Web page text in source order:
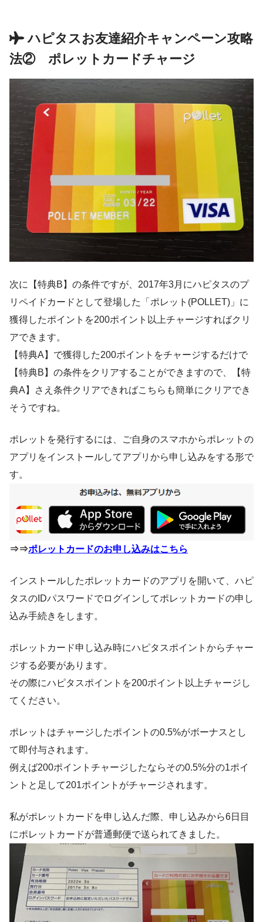
ハピタスお友達紹介キャンペーン攻略
法② ポレットカードチャージ
次に【特典B】の条件ですが、2017年3月にハピタスのプ
リペイドカードとして登場した「ポレット(POLLET)」に
獲得したポイントを200ポイント以上チャージすればクリ
アできます。
【特典A】で獲得した200ポイントをチャージするだけで
【特典B】の条件をクリアすることができますので、【特
典A】さえ条件クリアできればこちらも簡単にクリアでき
そうですね。
ポレットを発行するには、ご自身のスマホからポレットの
アプリをインストールしてアプリから申し込みをする形で
す。
⇒⇒ポレットカードのお申し込みはこちら
インストールしたポレットカードのアプリを開いて、ハピ
タスのIDパスワードでログインしてポレットカードの申し
込み手続きをします。
ポレットカード申し込み時にハピタスポイントからチャー
ジする必要があります。
その際にハピタスポイントを200ポイント以上チャージし
てください。
ポレットはチャージしたポイントの0.5%がボーナスとし
て即付与されます。
例えば200ポイントチャージしたならその0.5%分の1ポイ
ントと足して201ポイントがチャージされます。
私がポレットカードを申し込んだ際、申し込みから6日目
にポレットカードが普通郵便で送られてきました。